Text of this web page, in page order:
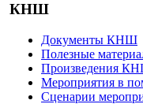
КНШ
Документы КНШ
Полезные
Произведения
Мероприятия в
Сценарии